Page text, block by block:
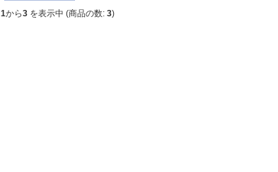
1から3 を表示中 (商品の数: 3)